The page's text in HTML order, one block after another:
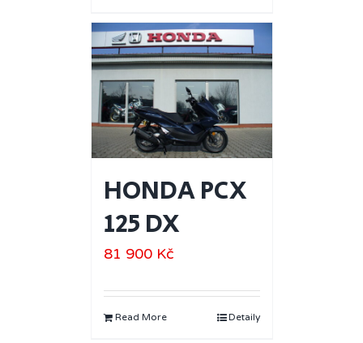
HONDA PCX
125 DX
81 900 Kč
Read More Detaily